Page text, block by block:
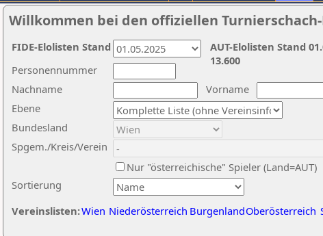
Willkommen bei den offiziellen Turnierschach-
Nachname
Vorname
Ebene
Sortierung
Personennummer
Bundesland
Spgem./Kreis/Verein
Nur "österreichische" Spieler (Land=AUT)
Vereinslisten:Wien Niederösterreich BurgenlandOberösterreich
AUT-Elolisten Stand
13.600
FIDE-Elolisten Stand